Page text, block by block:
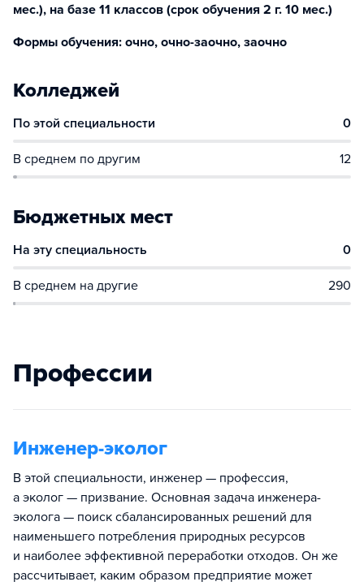
мес.), на базе 11 классов (срок обучения 2 г. 10 мес.)
Формы обучения: очно, очно-заочно, заочно
Колледжей
По этой специальности 0
В среднем по другим 12
Бюджетных мест
На эту специальность 0
В среднем на другие 290
Профессии
Инженер-эколог
В этой специальности, инженер — профессия,
а эколог — призвание. Основная задача инженера-
эколога — поиск сбалансированных решений для
наименьшего потребления природных ресурсов
и наиболее эффективной переработки отходов. Он же
рассчитывает, каким образом предприятие может